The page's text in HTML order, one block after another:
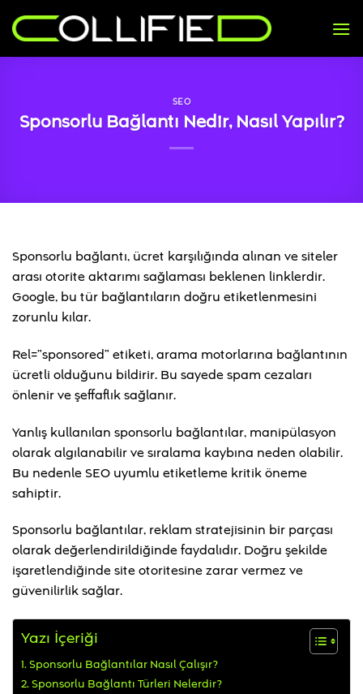
atla
SEO
Sponsorlu Bağlantı Nedir, Nasıl Yapılır?
Sponsorlu bağlantı, ücret karşılığında alınan ve siteler
arası otorite aktarımı sağlaması beklenen linklerdir.
Google, bu tür bağlantıların doğru etiketlenmesini
zorunlu kılar.
Rel=”sponsored” etiketi, arama motorlarına bağlantının
ücretli olduğunu bildirir. Bu sayede spam cezaları
önlenir ve şeffaflık sağlanır.
Yanlış kullanılan sponsorlu bağlantılar, manipülasyon
olarak algılanabilir ve sıralama kaybına neden olabilir.
Bu nedenle SEO uyumlu etiketleme kritik öneme
sahiptir.
Sponsorlu bağlantılar, reklam stratejisinin bir parçası
olarak değerlendirildiğinde faydalıdır. Doğru şekilde
işaretlendiğinde site otoritesine zarar vermez ve
güvenilirlik sağlar.
Yazı İçeriği
Sponsorlu Bağlantılar Nasıl Çalışır?
Sponsorlu Bağlantı Türleri Nelerdir?